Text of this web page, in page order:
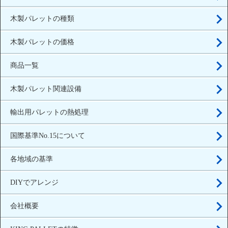
木製パレットの種類
木製パレットの価格
商品一覧
木製パレット関連設備
輸出用パレットの熱処理
国際基準No.15について
各地域の基準
DIYでアレンジ
会社概要